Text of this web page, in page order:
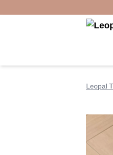
Leopal